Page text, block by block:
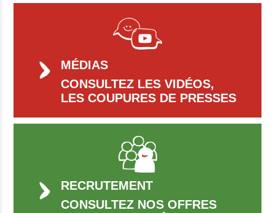
MÉDIAS
CONSULTEZ LES VIDÉOS,
LES COUPURES DE PRESSES
RECRUTEMENT
CONSULTEZ NOS OFFRES